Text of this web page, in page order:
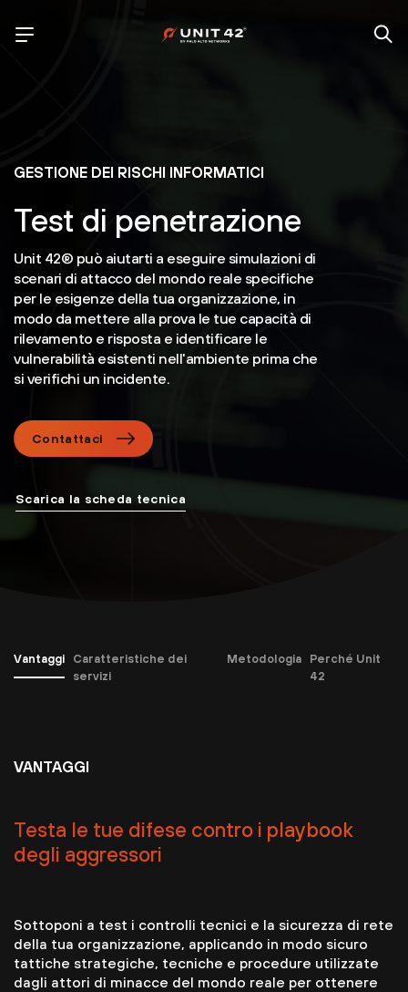
GESTIONE DEI RISCHI INFORMATICI
Test di penetrazione
Unit 42® può aiutarti a eseguire simulazioni di
scenari di attacco del mondo reale specifiche
per le esigenze della tua organizzazione, in
modo da mettere alla prova le tue capacità di
rilevamento e risposta e identificare le
vulnerabilità esistenti nell'ambiente prima che
si verifichi un incidente.
Contattaci
Scarica la scheda tecnica
Vantaggi
Caratteristiche dei
servizi
Metodologia
Perché Unit
42
VANTAGGI
Testa le tue difese contro i playbook
degli aggressori
Sottoponi a test i controlli tecnici e la sicurezza di rete
della tua organizzazione, applicando in modo sicuro
tattiche strategiche, tecniche e procedure utilizzate
dagli attori di minacce del mondo reale per ottenere